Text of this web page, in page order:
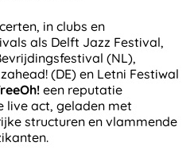
in clubs en
als Delft Jazz Festival,
(NL),
(DE) en Letni Festiwal
een reputatie
live act, geladen met
structuren en vlammende